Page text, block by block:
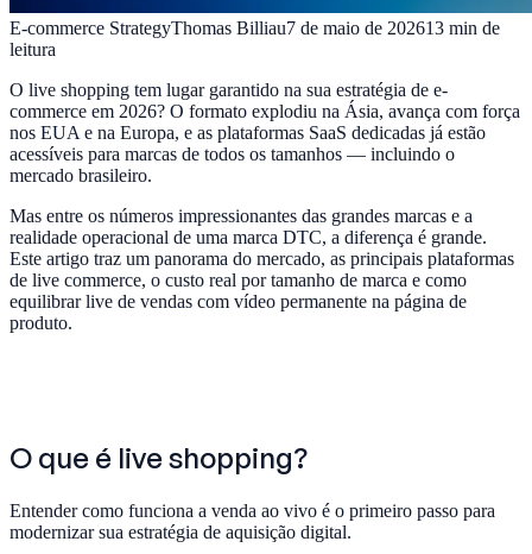
E-commerce StrategyThomas Billiau7 de maio de 202613 min de
leitura
O live shopping tem lugar garantido na sua estratégia de e-
commerce em 2026? O formato explodiu na Ásia, avança com força
nos EUA e na Europa, e as plataformas SaaS dedicadas já estão
acessíveis para marcas de todos os tamanhos — incluindo o
mercado brasileiro.
Mas entre os números impressionantes das grandes marcas e a
realidade operacional de uma marca DTC, a diferença é grande.
Este artigo traz um panorama do mercado, as principais plataformas
de live commerce, o custo real por tamanho de marca e como
equilibrar live de vendas com vídeo permanente na página de
produto.
O que é live shopping?
Entender como funciona a venda ao vivo é o primeiro passo para
modernizar sua estratégia de aquisição digital.